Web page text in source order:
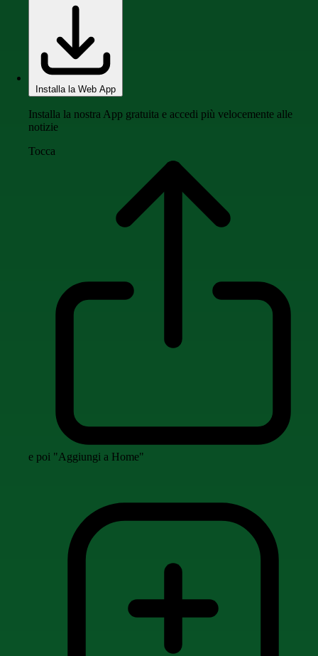
Installa la Web App
Installa la nostra App gratuita e accedi più velocemente alle
notizie
Tocca
e poi "Aggiungi a Home"